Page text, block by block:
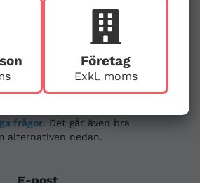
Företag
Exkl. moms
eller i behov
frågor. Det går även bra
alternativen nedan.
E-post